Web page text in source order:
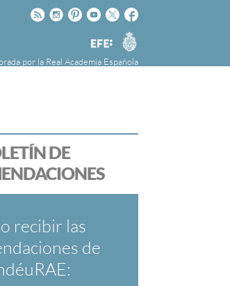
Facebook
Twitter
Youtube
Pinteres
Instagram
Rss
Agencia
EFE
por la Real Academia Española
Real Academia Española,
con el buen uso del
de comunicación y en
DE
recibir las
de